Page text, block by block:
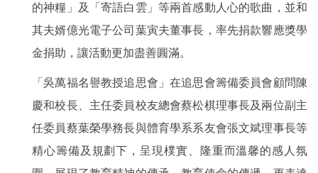
的神糧」及「寄語白雲」等兩首感動人心的歌曲，並和
其夫婿億光電子公司葉寅夫董事長，率先捐款響應獎學
金捐助，讓活動更加盡善圓滿。
「吳萬福名譽教授追思會」在追思會籌備委員會顧問陳
慶和校長、主任委員校友總會蔡松棋理事長及兩位副主
任委員蔡葉榮學務長與體育學系系友會張文斌理事長等
精心籌備及規劃下，呈現樸實、隆重而溫馨的感人氛